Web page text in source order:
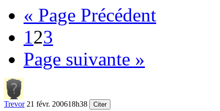
« Page Précédent
123
Page suivante »
Trevor 21 févr. 200618h38 Citer